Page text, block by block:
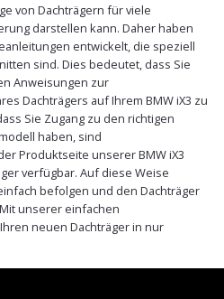
von Dachträgern für viele
darstellen kann. Daher haben
entwickelt, die speziell
sind. Dies bedeutet, dass Sie
Anweisungen zur
Dachträgers auf Ihrem BMW iX3 zu
Sie Zugang zu den richtigen
haben, sind
Produktseite unserer BMW iX3
verfügbar. Auf diese Weise
befolgen und den Dachträger
unserer einfachen
neuen Dachträger in nur